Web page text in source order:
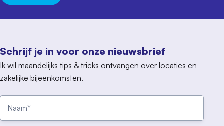
Schrijf je in voor onze nieuwsbrief
Ik wil maandelijks tips & tricks ontvangen over locaties en
zakelijke bijeenkomsten.